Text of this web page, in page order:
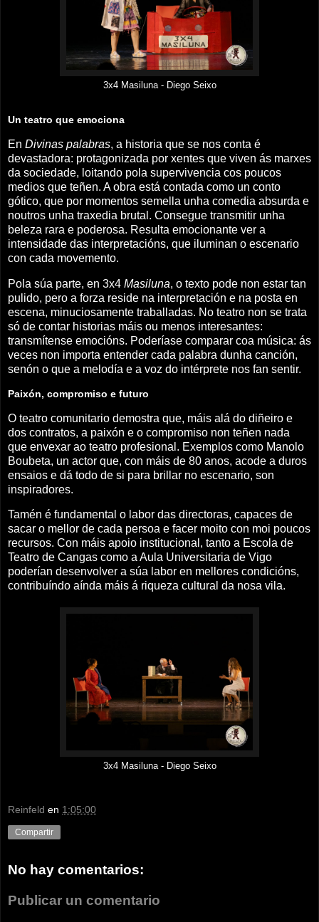
3x4 Masiluna - Diego Seixo
Un teatro que emociona
En Divinas palabras, a historia que se nos conta é
devastadora: protagonizada por xentes que viven ás marxes
da sociedade, loitando pola supervivencia cos poucos
medios que teñen. A obra está contada como un conto
gótico, que por momentos semella unha comedia absurda e
noutros unha traxedia brutal. Consegue transmitir unha
beleza rara e poderosa. Resulta emocionante ver a
intensidade das interpretacións, que iluminan o escenario
con cada movemento.
Pola súa parte, en 3x4 Masiluna, o texto pode non estar tan
pulido, pero a forza reside na interpretación e na posta en
escena, minuciosamente traballadas. No teatro non se trata
só de contar historias máis ou menos interesantes:
transmítense emocións. Poderíase comparar coa música: ás
veces non importa entender cada palabra dunha canción,
senón o que a melodía e a voz do intérprete nos fan sentir.
Paixón, compromiso e futuro
O teatro comunitario demostra que, máis alá do diñeiro e
dos contratos, a paixón e o compromiso non teñen nada
que envexar ao teatro profesional. Exemplos como Manolo
Boubeta, un actor que, con máis de 80 anos, acode a duros
ensaios e dá todo de si para brillar no escenario, son
inspiradores.
Tamén é fundamental o labor das directoras, capaces de
sacar o mellor de cada persoa e facer moito con moi poucos
recursos. Con máis apoio institucional, tanto a Escola de
Teatro de Cangas como a Aula Universitaria de Vigo
poderían desenvolver a súa labor en mellores condicións,
contribuíndo aínda máis á riqueza cultural da nosa vila.
3x4 Masiluna - Diego Seixo
Reinfeld en 1:05:00
Compartir
No hay comentarios:
Publicar un comentario